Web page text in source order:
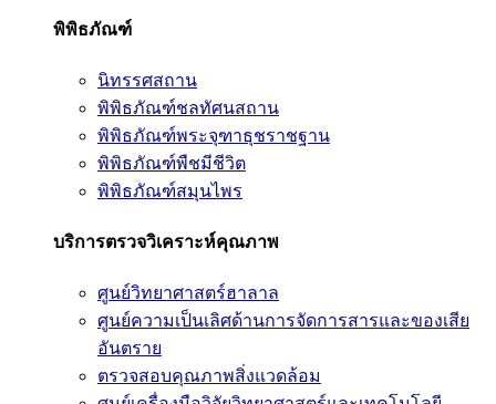
พิพิธภัณฑ์
นิทรรศสถาน
พิพิธภัณฑ์ชลทัศนสถาน
พิพิธภัณฑ์พระจุฑาธุชราชฐาน
พิพิธภัณฑ์พืชมีชีวิต
พิพิธภัณฑ์สมุนไพร
บริการตรวจวิเคราะห์คุณภาพ
ศูนย์วิทยาศาสตร์ฮาลาล
ศูนย์ความเป็นเลิศด้านการจัดการสารและของเสีย
อันตราย
ตรวจสอบคุณภาพสิ่งแวดล้อม